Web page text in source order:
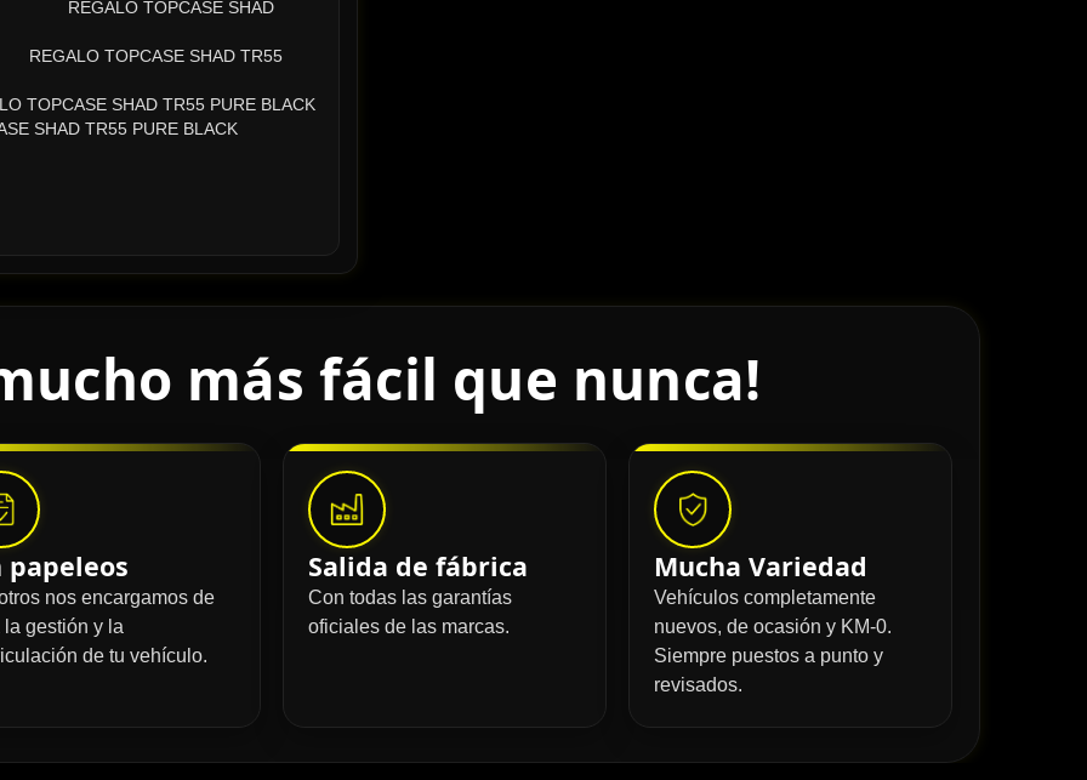
más fácil que nunca!
papeleos
nos encargamos de
la gestión y la
de tu vehículo.
Salida de fábrica
Con todas las garantías
oficiales de las marcas.
Mucha Variedad
Vehículos completamente
nuevos, de ocasión y KM-0.
Siempre puestos a punto y
revisados.